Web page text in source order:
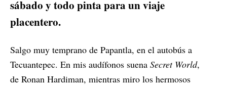
sábado y todo pinta para un viaje
placentero.
Salgo muy temprano de Papantla, en el autobús a
Tecuantepec. En mis audífonos suena Secret World,
de Ronan Hardiman, mientras miro los hermosos